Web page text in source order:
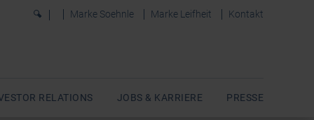
0 Marke Soehnle Marke Leifheit Kontakt
RELATIONS JOBS & KARRIERE PRESSE